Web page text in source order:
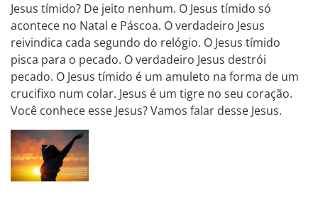
Jesus tímido? De jeito nenhum. O Jesus tímido só
acontece no Natal e Páscoa. O verdadeiro Jesus
reivindica cada segundo do relógio. O Jesus tímido
pisca para o pecado. O verdadeiro Jesus destrói
pecado. O Jesus tímido é um amuleto na forma de um
crucifixo num colar. Jesus é um tigre no seu coração.
Você conhece esse Jesus? Vamos falar desse Jesus.